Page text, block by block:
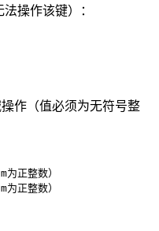
操作该键）：
作（值必须为无符号整
正整数）
正整数）